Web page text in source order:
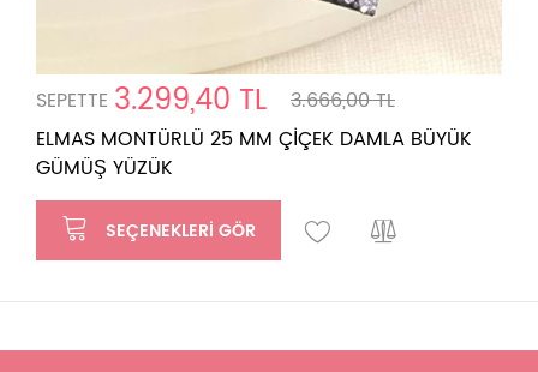
SEPETTE 3.299,40 TL
3.666,00 TL
ELMAS MONTÜRLÜ 25 MM ÇİÇEK DAMLA BÜYÜK
GÜMÜŞ YÜZÜK
SEÇENEKLERI GÖR